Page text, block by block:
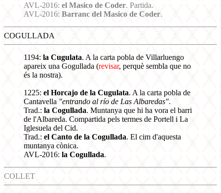
AVL-2016: el Masico de Coder. Partida.
AVL-2016:Barranc del Masico de Coder.
COGULLADA
1194:la Cugulata. A la carta pobla de Villarluengo
apareix una Gogullada (revisar, perquè sembla que no
és la nostra).
1225: el Horcajo de la Cugulata. A la carta pobla de
Cantavella"entrando al río de Las Albaredas".
Trad.: la Cogullada. Muntanya que hi ha vora el barri
de l'Albareda. Compartida pels termes de Portell i La
Iglesuela del Cid.
Trad.:el Canto de la Cogullada. El cim d'aquesta
muntanya cònica.
AVL-2016: la Cogullada.
COLLET